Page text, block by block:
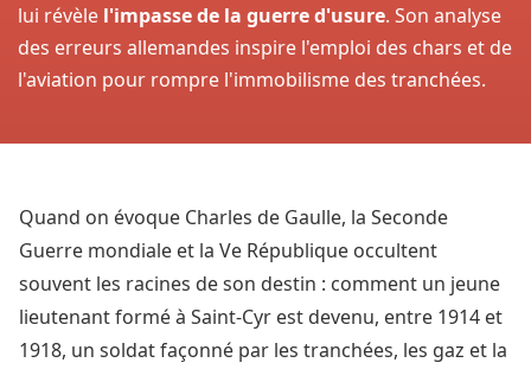
lui révèle l'impasse de la guerre d'usure. Son analyse
des erreurs allemandes inspire l'emploi des chars et de
l'aviation pour rompre l'immobilisme des tranchées.
Quand on évoque Charles de Gaulle, la Seconde
Guerre mondiale et la Ve République occultent
souvent les racines de son destin : comment un jeune
lieutenant formé à Saint-Cyr est devenu, entre 1914 et
1918, un soldat façonné par les tranchées, les gaz et la